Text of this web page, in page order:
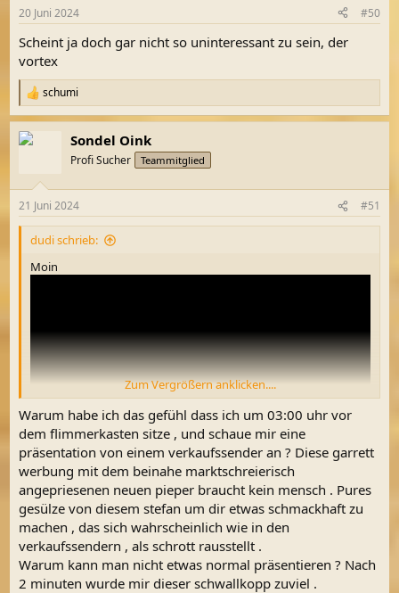
e
:
20 Juni 2024 #50
Scheint ja doch gar nicht so uninteressant zu sein, der
vortex
R
e
a
k
e
n
schumi
Sondel Oink
Profi Sucher Teammitglied
21 Juni 2024 #51
dudi schrieb:
Moin
Zum Vergrößern anklicken....
Warum habe ich das gefühl dass ich um 03:00 uhr vor
dem flimmerkasten sitze , und schaue mir eine
präsentation von einem verkaufssender an ? Diese garrett
werbung mit dem beinahe marktschreierisch
angepriesenen neuen pieper braucht kein mensch . Pures
gesülze von diesem stefan um dir etwas schmackhaft zu
machen , das sich wahrscheinlich wie in den
verkaufssendern , als schrott rausstellt .
Warum kann man nicht etwas normal präsentieren ? Nach
2 minuten wurde mir dieser schwallkopp zuviel .